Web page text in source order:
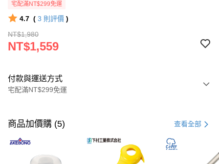
宅配滿NT$299免運
4.7 ( 3 則評價 )
NT$1,980
NT$1,559
付款與運送方式
宅配滿NT$299免運
信用卡一次付款
LINE Pay
Apple Pay
商品加價購 (5) 查看全部